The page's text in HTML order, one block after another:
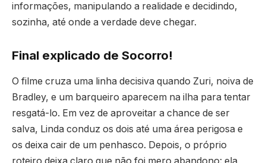
informações, manipulando a realidade e decidindo,
sozinha, até onde a verdade deve chegar.
Final explicado de Socorro!
O filme cruza uma linha decisiva quando Zuri, noiva de
Bradley, e um barqueiro aparecem na ilha para tentar
resgatá-lo. Em vez de aproveitar a chance de ser
salva, Linda conduz os dois até uma área perigosa e
os deixa cair de um penhasco. Depois, o próprio